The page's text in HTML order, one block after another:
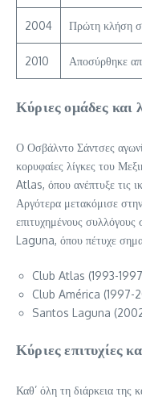
2004 Πρώτη κλήση
2010 Αποσύρθηκε
Κύριες ομάδες και
Ο Οσβάλντο Σάντσες
κορυφαίες λίγκες του
Atlas, όπου ανέπτυξε τις
Αργότερα μετακόμισε
επιτυχημένους
Laguna, όπου πέτυχε
Club Atlas (1993-
Club América (1997-
Santos Laguna
Κύριες επιτυχίες
Καθ’ όλη τη διάρκεια της